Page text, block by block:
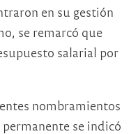
en su gestión
se remarcó que
salarial por
nombramientos
se indicó